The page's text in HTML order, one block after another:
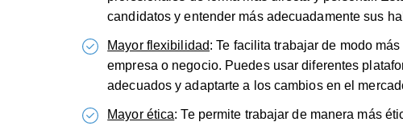
candidatos y entender más adecuadamente sus
Mayor flexibilidad: Te facilita trabajar de modo
empresa o negocio. Puedes usar diferentes
adecuados y adaptarte a los cambios en el
Mayor ética: Te permite trabajar de manera más